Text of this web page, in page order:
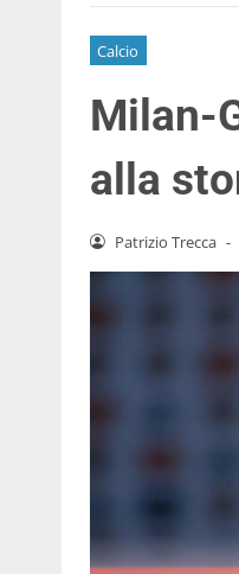
Calcio
Milan-
alla
Patrizio Trecca -